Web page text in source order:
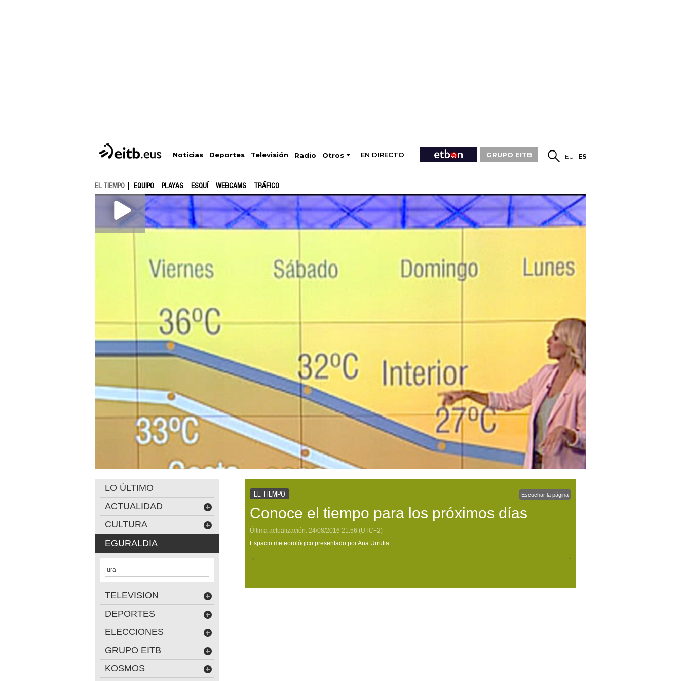
Noticias Deportes Televisión Radio Otros EN DIRECTO GRUPO EITB EU ES
EL TIEMPO EQUIPO PLAYAS ESQUÍ WEBCAMS TRÁFICO
EL TIEMPO Escuchar la página
Conoce el tiempo para los próximos días
Última actualización: 24/08/2016 21:56 (UTC+2)
Espacio meteorológico presentado por Ana Urrutia.
LO ÚLTIMO
ACTUALIDAD
CULTURA
EGURALDIA
ura
TELEVISION
DEPORTES
ELECCIONES
GRUPO EITB
KOSMOS